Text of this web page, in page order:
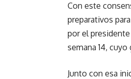
Con este
preparativos
por el
semana 14,
Junto con esa